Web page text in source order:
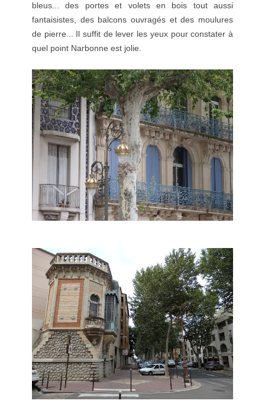
bleus... des portes et volets en bois tout aussi
fantaisistes, des balcons ouvragés et des moulures
de pierre... Il suffit de lever les yeux pour constater à
quel point Narbonne est jolie.